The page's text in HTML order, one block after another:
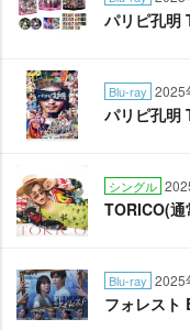
パリピ孔明
Blu-ray 2025
パリピ孔明
シングル
TORICO(
Blu-ray 2025
フォレスト